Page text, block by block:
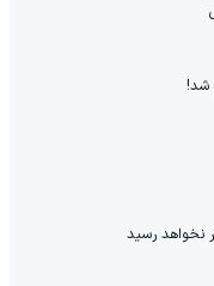
شد!
نخواهد رسید